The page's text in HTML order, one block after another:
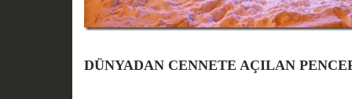
DÜNYADAN CENNETE AÇILAN